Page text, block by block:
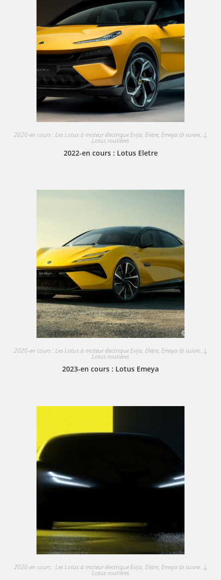
2020-en cours : Les Lotus à moteur électrique Evija, Eletre, Emeya (à suivre...),
Lotus routières
2022-en cours : Lotus Eletre
2020-en cours : Les Lotus à moteur électrique Evija, Eletre, Emeya (à suivre...),
Lotus routières
2023-en cours : Lotus Emeya
2020-en cours : Les Lotus à moteur électrique Evija, Eletre, Emeya (à suivre...),
Lotus routières